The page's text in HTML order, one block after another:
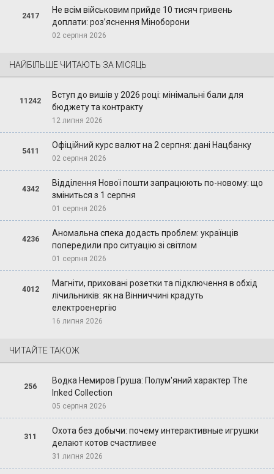
2417
Не всім військовим прийде 10 тисяч гривень
доплати: роз’яснення Міноборони
02 серпня 2026
НАЙБІЛЬШЕ ЧИТАЮТЬ ЗА МІСЯЦЬ
11242
Вступ до вишів у 2026 році: мінімальні бали для
бюджету та контракту
12 липня 2026
5411
Офіційний курс валют на 2 серпня: дані Нацбанку
02 серпня 2026
4342
Відділення Нової пошти запрацюють по-новому: що
зміниться з 1 серпня
01 серпня 2026
4236
Аномальна спека додасть проблем: українців
попередили про ситуацію зі світлом
01 серпня 2026
4012
Магніти, приховані розетки та підключення в обхід
лічильників: як на Вінниччині крадуть
електроенергію
16 липня 2026
ЧИТАЙТЕ ТАКОЖ
256
Водка Немиров Груша: Полум'яний характер The
Inked Collection
05 серпня 2026
311
Охота без добычи: почему интерактивные игрушки
делают котов счастливее
31 липня 2026